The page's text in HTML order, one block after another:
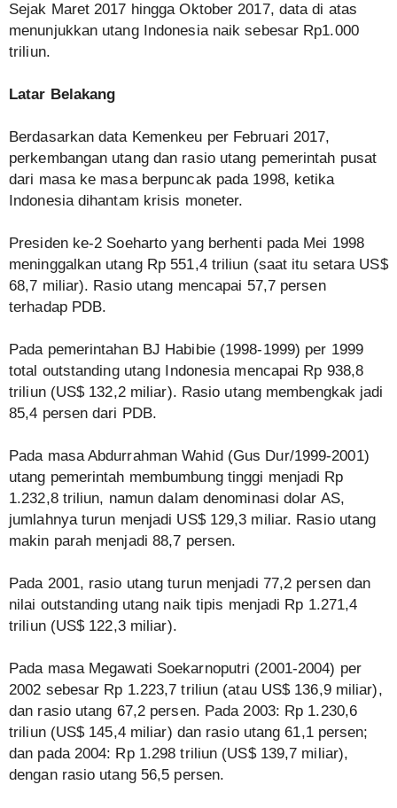
Sejak Maret 2017 hingga Oktober 2017, data di atas
menunjukkan utang Indonesia naik sebesar Rp1.000
triliun.
Latar Belakang
Berdasarkan data Kemenkeu per Februari 2017,
perkembangan utang dan rasio utang pemerintah pusat
dari masa ke masa berpuncak pada 1998, ketika
Indonesia dihantam krisis moneter.
Presiden ke-2 Soeharto yang berhenti pada Mei 1998
meninggalkan utang Rp 551,4 triliun (saat itu setara US$
68,7 miliar). Rasio utang mencapai 57,7 persen
terhadap PDB.
Pada pemerintahan BJ Habibie (1998-1999) per 1999
total outstanding utang Indonesia mencapai Rp 938,8
triliun (US$ 132,2 miliar). Rasio utang membengkak jadi
85,4 persen dari PDB.
Pada masa Abdurrahman Wahid (Gus Dur/1999-2001)
utang pemerintah membumbung tinggi menjadi Rp
1.232,8 triliun, namun dalam denominasi dolar AS,
jumlahnya turun menjadi US$ 129,3 miliar. Rasio utang
makin parah menjadi 88,7 persen.
Pada 2001, rasio utang turun menjadi 77,2 persen dan
nilai outstanding utang naik tipis menjadi Rp 1.271,4
triliun (US$ 122,3 miliar).
Pada masa Megawati Soekarnoputri (2001-2004) per
2002 sebesar Rp 1.223,7 triliun (atau US$ 136,9 miliar),
dan rasio utang 67,2 persen. Pada 2003: Rp 1.230,6
triliun (US$ 145,4 miliar) dan rasio utang 61,1 persen;
dan pada 2004: Rp 1.298 triliun (US$ 139,7 miliar),
dengan rasio utang 56,5 persen.